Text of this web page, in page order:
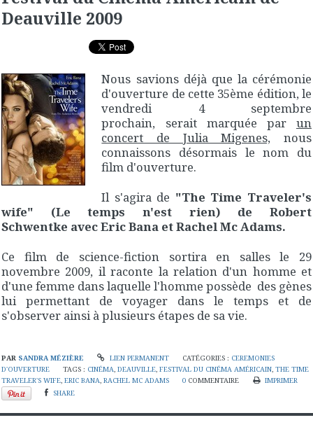
Deauville 2009
Nous savions déjà que la cérémonie
d'ouverture de cette 35ème édition, le
vendredi 4 septembre
prochain, serait marquée par un
concert de Julia Migenes, nous
connaissons désormais le nom du
film d'ouverture.
Il s'agira de "The Time Traveler's
wife" (Le temps n'est rien) de Robert
Schwentke avec Eric Bana et Rachel Mc Adams.
Ce film de science-fiction sortira en salles le 29
novembre 2009, il raconte la relation d'un homme et
d'une femme dans laquelle l'homme possède des gènes
lui permettant de voyager dans le temps et de
s'observer ainsi à plusieurs étapes de sa vie.
PAR SANDRA MÉZIÈRE LIEN PERMANENT CATÉGORIES : CEREMONIES
D'OUVERTURE
TAGS : CINÉMA,DEAUVILLE,FESTIVAL DU CINÉMA AMÉRICAIN,THE TIME
TRAVELER'S WIFE, ERIC BANA, RACHEL MC ADAMS 0 COMMENTAIRE
IMPRIMER
SHARE